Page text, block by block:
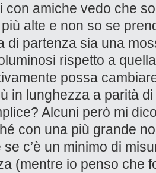
con amiche vedo che
più alte e non so se
di partenza sia una
rispetto a
possa
in lunghezza a parità
Alcuni però mi
con una più grande
c’è un minimo di
(mentre io penso che